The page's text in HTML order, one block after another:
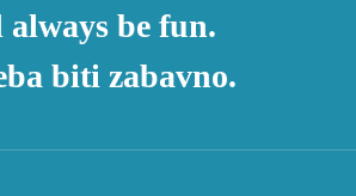
be fun.
biti zabavno.